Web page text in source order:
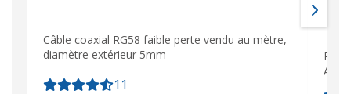
Câble coaxial RG58 faible perte vendu au mètre,
diamètre extérieur 5mm
11
AM/